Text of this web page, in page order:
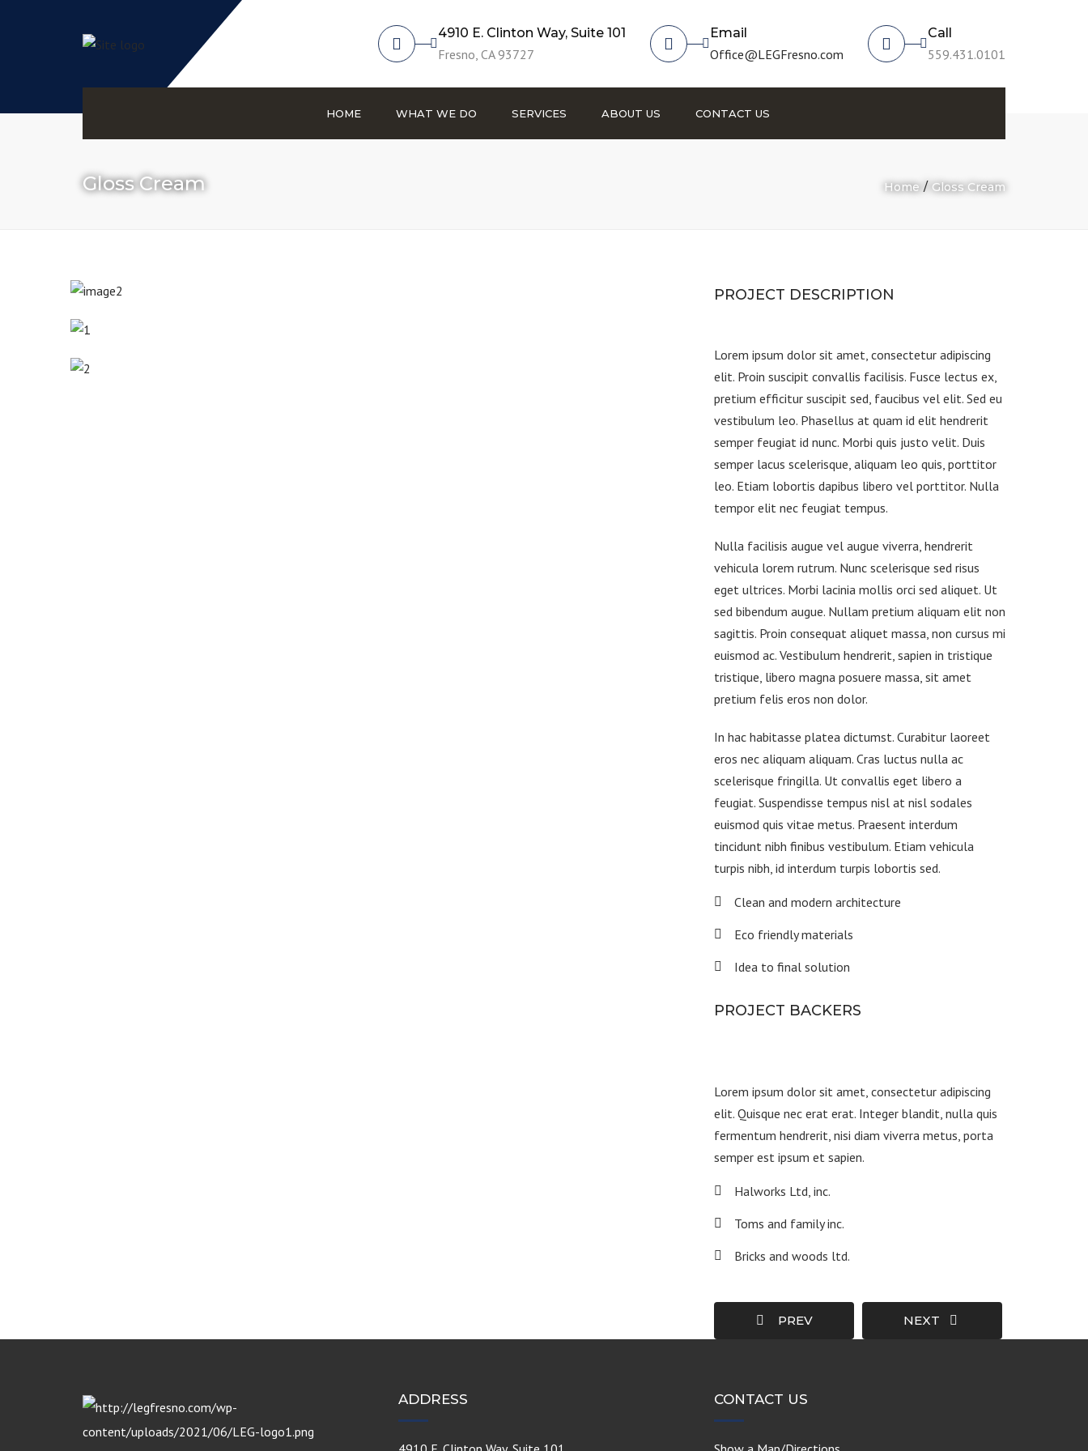
4910 E. Clinton Way, Suite 101
Fresno, CA 93727
Email
Office@LEGFresno.com
Call
559.431.0101
HOME WHAT WE DO SERVICES ABOUT US CONTACT US
Gloss Cream Home Gloss Cream
PROJECT DESCRIPTION
Lorem ipsum dolor sit amet, consectetur adipiscing
elit. Proin suscipit convallis facilisis. Fusce lectus ex,
pretium efficitur suscipit sed, faucibus vel elit. Sed eu
vestibulum leo. Phasellus at quam id elit hendrerit
semper feugiat id nunc. Morbi quis justo velit. Duis
semper lacus scelerisque, aliquam leo quis, porttitor
leo. Etiam lobortis dapibus libero vel porttitor. Nulla
tempor elit nec feugiat tempus.
Nulla facilisis augue vel augue viverra, hendrerit
vehicula lorem rutrum. Nunc scelerisque sed risus
eget ultrices. Morbi lacinia mollis orci sed aliquet. Ut
sed bibendum augue. Nullam pretium aliquam elit non
sagittis. Proin consequat aliquet massa, non cursus mi
euismod ac. Vestibulum hendrerit, sapien in tristique
tristique, libero magna posuere massa, sit amet
pretium felis eros non dolor.
In hac habitasse platea dictumst. Curabitur laoreet
eros nec aliquam aliquam. Cras luctus nulla ac
scelerisque fringilla. Ut convallis eget libero a
feugiat. Suspendisse tempus nisl at nisl sodales
euismod quis vitae metus. Praesent interdum
tincidunt nibh finibus vestibulum. Etiam vehicula
turpis nibh, id interdum turpis lobortis sed.
Clean and modern architecture
Eco friendly materials
Idea to final solution
PROJECT BACKERS
Lorem ipsum dolor sit amet, consectetur adipiscing
elit. Quisque nec erat erat. Integer blandit, nulla quis
fermentum hendrerit, nisi diam viverra metus, porta
semper est ipsum et sapien.
Halworks Ltd, inc.
Toms and family inc.
Bricks and woods ltd.
PREV NEXT
ADDRESS CONTACT US